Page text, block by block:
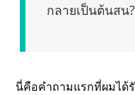
กลายเป็นต้นสน?
นี่คือคำถามแรกที่ผมได้